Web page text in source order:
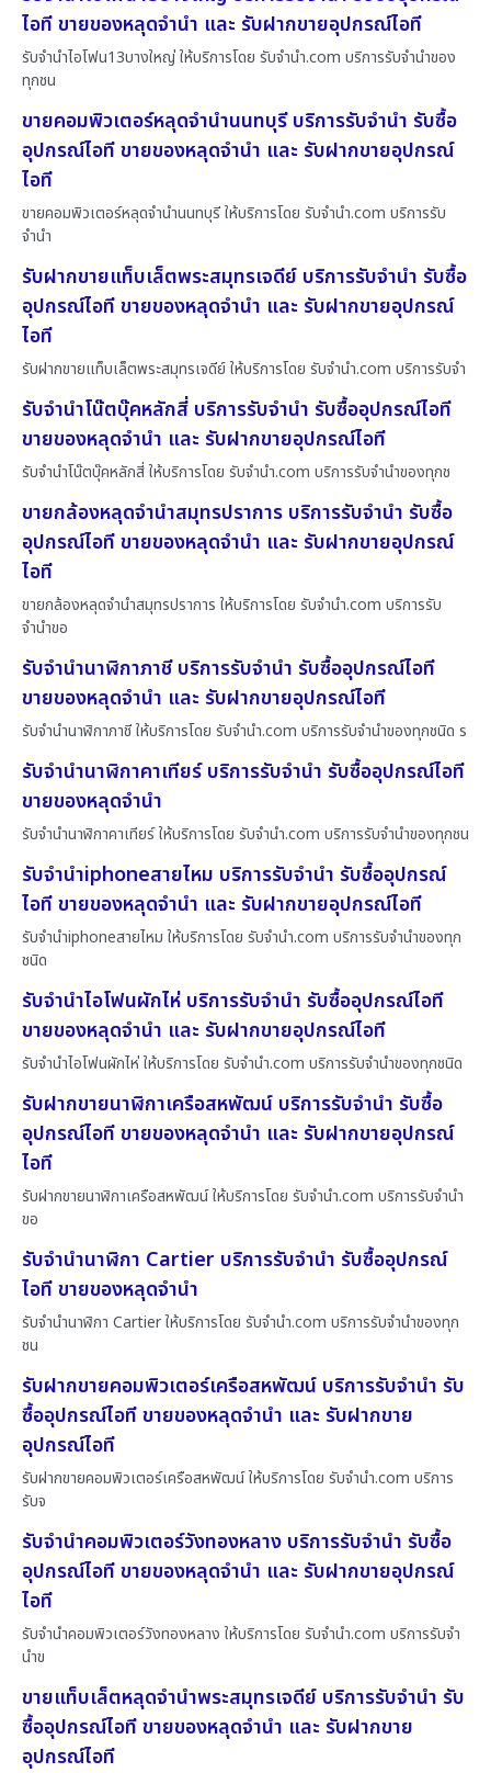
ไอที ขายของหลุดจำนำ และ รับฝากขายอุปกรณ์ไอที
รับจำนำไอโฟน13บางใหญ่ ให้บริการโดย รับจํานํา.com บริการรับจำนำของ
ทุกชน
ขายคอมพิวเตอร์หลุดจำนำนนทบุรี บริการรับจำนำ รับซื้อ
อุปกรณ์ไอที ขายของหลุดจำนำ และ รับฝากขายอุปกรณ์
ไอที
ขายคอมพิวเตอร์หลุดจำนำนนทบุรี ให้บริการโดย รับจํานํา.com บริการรับ
จำนำ
รับฝากขายแท็บเล็ตพระสมุทรเจดีย์ บริการรับจำนำ รับซื้อ
อุปกรณ์ไอที ขายของหลุดจำนำ และ รับฝากขายอุปกรณ์
ไอที
รับฝากขายแท็บเล็ตพระสมุทรเจดีย์ ให้บริการโดย รับจํานํา.com บริการรับจำ
รับจำนำโน๊ตบุ๊คหลักสี่ บริการรับจำนำ รับซื้ออุปกรณ์ไอที
ขายของหลุดจำนำ และ รับฝากขายอุปกรณ์ไอที
รับจำนำโน๊ตบุ๊คหลักสี่ ให้บริการโดย รับจํานํา.com บริการรับจำนำของทุกช
ขายกล้องหลุดจำนำสมุทรปราการ บริการรับจำนำ รับซื้อ
อุปกรณ์ไอที ขายของหลุดจำนำ และ รับฝากขายอุปกรณ์
ไอที
ขายกล้องหลุดจำนำสมุทรปราการ ให้บริการโดย รับจํานํา.com บริการรับ
จำนำขอ
รับจำนำนาฬิกาภาชี บริการรับจำนำ รับซื้ออุปกรณ์ไอที
ขายของหลุดจำนำ และ รับฝากขายอุปกรณ์ไอที
รับจำนำนาฬิกาภาชี ให้บริการโดย รับจํานํา.com บริการรับจำนำของทุกชนิด ร
รับจำนำนาฬิกาคาเทียร์ บริการรับจำนำ รับซื้ออุปกรณ์ไอที
ขายของหลุดจำนำ
รับจำนำนาฬิกาคาเทียร์ ให้บริการโดย รับจํานํา.com บริการรับจำนำของทุกชน
รับจำนำiphoneสายไหม บริการรับจำนำ รับซื้ออุปกรณ์
ไอที ขายของหลุดจำนำ และ รับฝากขายอุปกรณ์ไอที
รับจำนำiphoneสายไหม ให้บริการโดย รับจํานํา.com บริการรับจำนำของทุก
ชนิด
รับจำนำไอโฟนผักไห่ บริการรับจำนำ รับซื้ออุปกรณ์ไอที
ขายของหลุดจำนำ และ รับฝากขายอุปกรณ์ไอที
รับจำนำไอโฟนผักไห่ ให้บริการโดย รับจํานํา.com บริการรับจำนำของทุกชนิด
รับฝากขายนาฬิกาเครือสหพัฒน์ บริการรับจำนำ รับซื้อ
อุปกรณ์ไอที ขายของหลุดจำนำ และ รับฝากขายอุปกรณ์
ไอที
รับฝากขายนาฬิกาเครือสหพัฒน์ ให้บริการโดย รับจํานํา.com บริการรับจำนำ
ขอ
รับจำนำนาฬิกา Cartier บริการรับจำนำ รับซื้ออุปกรณ์
ไอที ขายของหลุดจำนำ
รับจำนำนาฬิกา Cartier ให้บริการโดย รับจํานํา.com บริการรับจำนำของทุก
ชน
รับฝากขายคอมพิวเตอร์เครือสหพัฒน์ บริการรับจำนำ รับ
ซื้ออุปกรณ์ไอที ขายของหลุดจำนำ และ รับฝากขาย
อุปกรณ์ไอที
รับฝากขายคอมพิวเตอร์เครือสหพัฒน์ ให้บริการโดย รับจํานํา.com บริการ
รับจ
รับจำนำคอมพิวเตอร์วังทองหลาง บริการรับจำนำ รับซื้อ
อุปกรณ์ไอที ขายของหลุดจำนำ และ รับฝากขายอุปกรณ์
ไอที
รับจำนำคอมพิวเตอร์วังทองหลาง ให้บริการโดย รับจํานํา.com บริการรับจำ
นำข
ขายแท็บเล็ตหลุดจำนำพระสมุทรเจดีย์ บริการรับจำนำ รับ
ซื้ออุปกรณ์ไอที ขายของหลุดจำนำ และ รับฝากขาย
อุปกรณ์ไอที